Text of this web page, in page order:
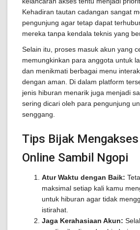
Kehadiran tautan cadangan sangat
pengunjung agar tetap dapat
mereka tanpa kendala teknis yang
Selain itu, proses masuk akun yang
memungkinkan para anggota untuk
dan menikmati berbagai menu
dengan aman. Di dalam platform
jenis hiburan menarik juga menjadi
sering dicari oleh para pengunjung
senggang.
Tips Bijak
Online Sambil Ngopi
Atur Waktu dengan Baik:
maksimal setiap kali kamu
untuk hiburan agar tidak
istirahat.
Jaga Kerahasiaan Akun: